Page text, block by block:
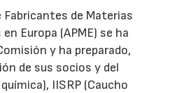
Fabricantes de Materias
Europa (APME) se ha
y ha preparado,
de sus socios y del
IISRP (Caucho